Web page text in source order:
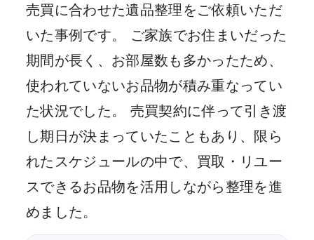
売買に合わせた遺品整理をご依頼いただ
いた事例です。 ご家族でお住まいだった
期間が長く、お部屋数も多かったため、
使われていないお品物が積み重なってい
た状況でした。 売買契約に伴って引き渡
し期日が決まっていたこともあり、限ら
れたスケジュールの中で、買取・リユー
スできるお品物を活用しながら整理を進
めました。